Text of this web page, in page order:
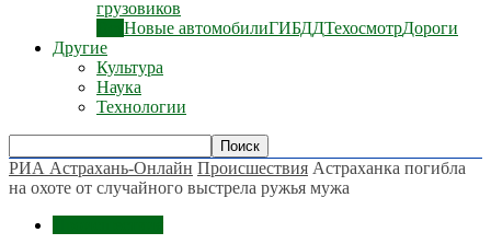
грузовиков
Новые автомобилиГИБДДТехосмотрДороги
Другие
Культура
Наука
Технологии
РИА Астрахань-Онлайн Происшествия Астраханка погибла
на охоте от случайного выстрела ружья мужа